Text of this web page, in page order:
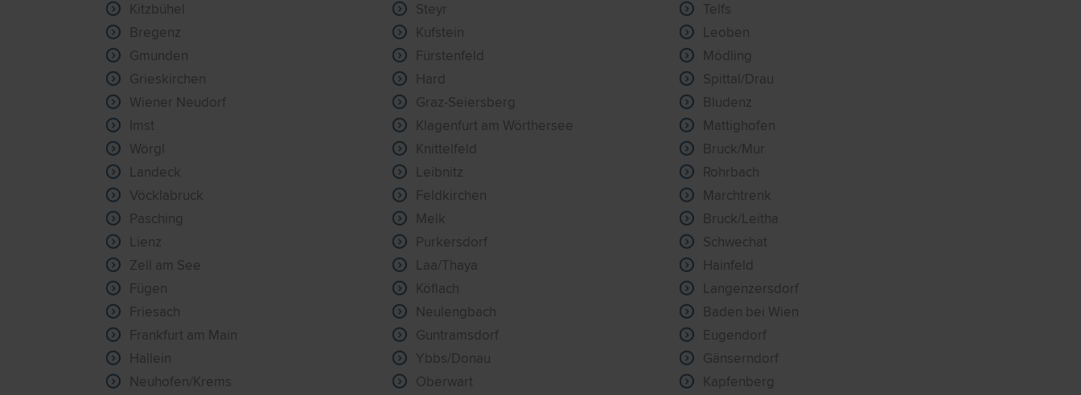
Kitzbühel
Steyr
Telfs
Bregenz
Kufstein
Leoben
Gmunden
Fürstenfeld
Mödling
Grieskirchen
Hard
Spittal/Drau
Wiener Neudorf
Graz-Seiersberg
Bludenz
Imst
Klagenfurt am Wörthersee
Mattighofen
Wörgl
Knittelfeld
Bruck/Mur
Landeck
Leibnitz
Rohrbach
Vöcklabruck
Feldkirchen
Marchtrenk
Pasching
Melk
Bruck/Leitha
Lienz
Purkersdorf
Schwechat
Zell am See
Laa/Thaya
Hainfeld
Fügen
Köflach
Langenzersdorf
Friesach
Neulengbach
Baden bei Wien
Frankfurt am Main
Guntramsdorf
Eugendorf
Hallein
Ybbs/Donau
Gänserndorf
Neuhofen/Krems
Oberwart
Kapfenberg